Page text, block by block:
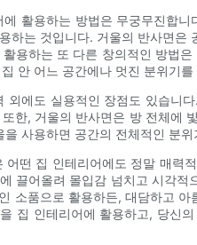
활용하는 방법은 무궁무진합
하는 것입니다. 거울의 반사면
용하는 또 다른 창의적인 방법
안 어느 공간에나 멋진 분위기를
외에도 실용적인 장점도 있습니
한, 거울의 반사면은 방 전체에
사용하면 공간의 전체적인 분
어떤 집 인테리어에도 정말 매력
끌어올려 몰입감 넘치고 시각
소품으로 활용하든, 대담하고
집 인테리어에 활용하고, 당신